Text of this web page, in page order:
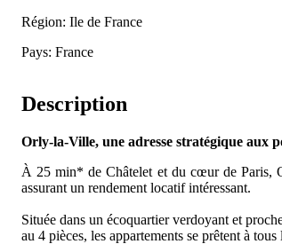
Région: Ile de France
Pays: France
Description
Orly-la-Ville, une adresse stratégique aux
À 25 min* de Châtelet et du cœur de Paris,
assurant un rendement locatif intéressant.
Située dans un écoquartier verdoyant et
au 4 pièces, les appartements se prêtent à